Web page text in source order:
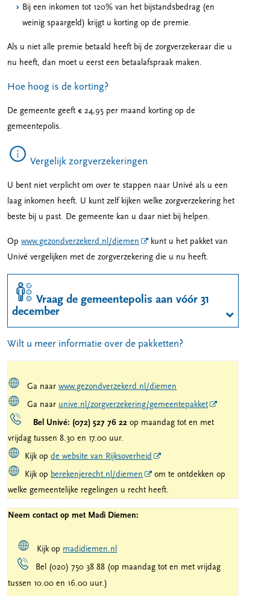
Bij een inkomen tot 120% van het bijstandsbedrag (en
weinig spaargeld) krijgt u korting op de premie.
Als u niet alle premie betaald heeft bij de zorgverzekeraar die u
nu heeft, dan moet u eerst een betaalafspraak maken.
Hoe hoog is de korting?
De gemeente geeft € 24,95 per maand korting op de
gemeentepolis.
Vergelijk zorgverzekeringen
U bent niet verplicht om over te stappen naar Univé als u een
laag inkomen heeft. U kunt zelf kijken welke zorgverzekering het
beste bij u past. De gemeente kan u daar niet bij helpen.
Opwww.gezondverzekerd.nl/diemen
kunt u het pakket van
Univé vergelijken met de zorgverzekering die u nu heeft.
Vraag de gemeentepolis aan vóór 31
december
Wilt u meer informatie over de pakketten?
Ga naarwww.gezondverzekerd.nl/diemen
Ga naar unive.nl/zorgverzekering/gemeentepakket
Bel Univé: (072) 527 76 22 op maandag tot en met
vrijdag tussen 8.30 en 17.00 uur.
Kijk opde website van Rijksoverheid
Kijk op berekenjerecht.nl/diemen
om te ontdekken op
welke gemeentelijke regelingen u recht heeft.
Neem contact op met Madi Diemen:
Kijk op madidiemen.nl
Bel (020) 750 38 88 (op maandag tot en met vrijdag
tussen 10.00 en 16.00 uur.)